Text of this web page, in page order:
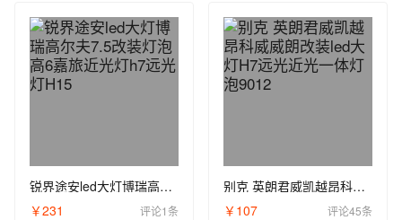
锐界途安led大灯博瑞高尔夫7.5改装灯泡高6嘉旅近光灯h7远光灯H15
￥231
评论1条
别克 英朗君威凯越昂科威威朗改装led大灯H7远光近光一体灯泡9012
￥107
评论45条